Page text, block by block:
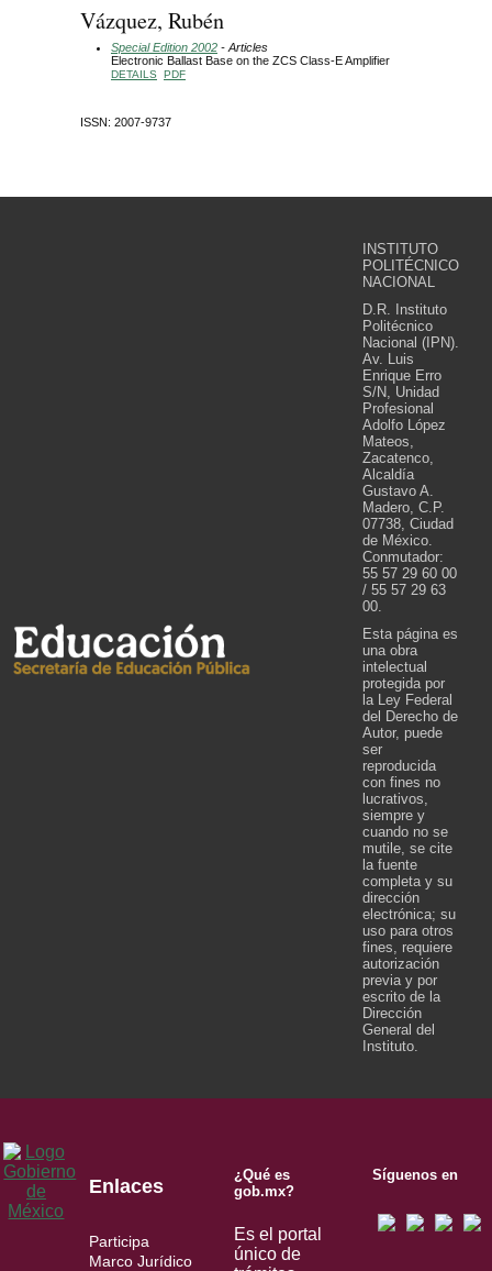
Vázquez, Rubén
Special Edition 2002 - Articles
Electronic Ballast Base on the ZCS Class-E Amplifier
DETAILS PDF
ISSN: 2007-9737
INSTITUTO
POLITÉCNICO
NACIONAL
D.R. Instituto
Politécnico
Nacional (IPN).
Av. Luis
Enrique Erro
S/N, Unidad
Profesional
Adolfo López
Mateos,
Zacatenco,
Alcaldía
Gustavo A.
Madero, C.P.
07738, Ciudad
de México.
Conmutador:
55 57 29 60 00
/ 55 57 29 63
00.
Esta página es
una obra
intelectual
protegida por
la Ley Federal
del Derecho de
Autor, puede
ser
reproducida
con fines no
lucrativos,
siempre y
cuando no se
mutile, se cite
la fuente
completa y su
dirección
electrónica; su
uso para otros
fines, requiere
autorización
previa y por
escrito de la
Dirección
General del
Instituto.
Enlaces
Participa
Marco Jurídico
¿Qué es
gob.mx?
Es el portal
único de
Síguenos en